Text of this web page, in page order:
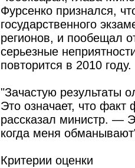
Фурсенко признался,
государственного
регионов, и пообещал
серьезные
повторится в 2010 году.
"Зачастую результаты
Это означает, что
рассказал министр. —
когда меня
Критерии оценки